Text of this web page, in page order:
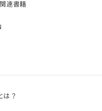
連書籍
は？